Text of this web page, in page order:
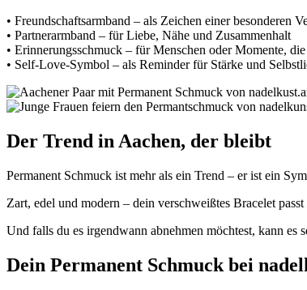
• Freundschaftsarmband – als Zeichen einer besonderen
• Partnerarmband – für Liebe, Nähe und Zusammenhalt
• Erinnerungsschmuck – für Menschen oder Momente,
• Self-Love-Symbol – als Reminder für Stärke und
Der Trend in Aachen, der bleibt
Permanent Schmuck ist mehr als ein Trend – er ist ein
Zart, edel und modern – dein verschweißtes Bracelet
Und falls du es irgendwann abnehmen möchtest, kann es
Dein Permanent Schmuck bei